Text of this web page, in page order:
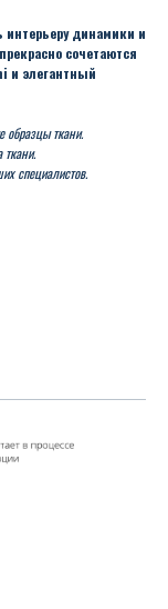
интерьеру динамики и
сочетаются
и элегантный
образцы ткани.
ткани.
специалистов.